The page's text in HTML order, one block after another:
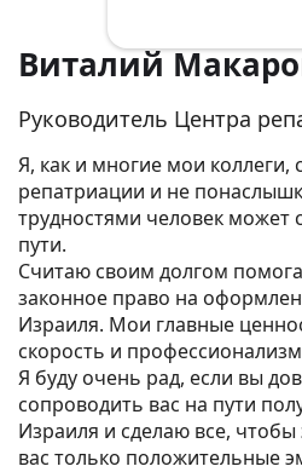
Виталий
Руководитель Центра
Я, как и многие мои коллеги,
репатриации и не
трудностями человек может
пути.
Считаю своим долгом
законное право на
Израиля. Мои главные
скорость и
Я буду очень рад, если вы
сопроводить вас на пути
Израиля и сделаю все, чтобы
вас только положительные